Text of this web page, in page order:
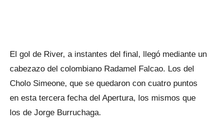
El gol de River, a instantes del final, llegó mediante un
cabezazo del colombiano Radamel Falcao. Los del
Cholo Simeone, que se quedaron con cuatro puntos
en esta tercera fecha del Apertura, los mismos que
los de Jorge Burruchaga.